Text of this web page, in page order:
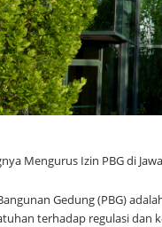
Mengurus Izin PBG di
Gedung (PBG)
terhadap regulasi dan